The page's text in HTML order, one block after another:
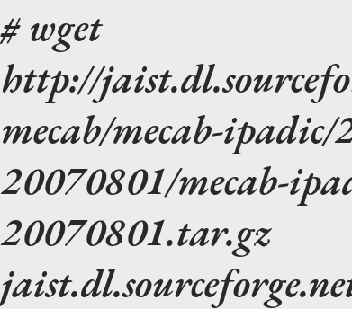
# wget
http://
mecab/mecab-ipadic/
20070801/mecab-
20070801.tar.gz